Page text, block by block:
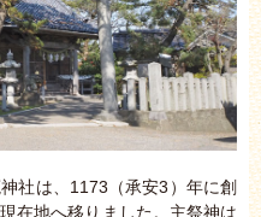
社は、1173（承安3）年に創
在地へ移りました。主祭神は